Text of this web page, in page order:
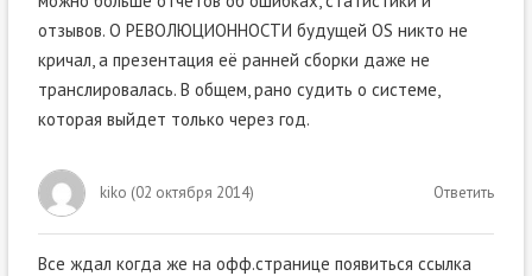
отзывов. О РЕВОЛЮЦИОННОСТИ будущей OS никто не
кричал, а презентация её ранней сборки даже не
транслировалась. В общем, рано судить о системе,
которая выйдет только через год.
kiko (02 октября 2014) Ответить
Все ждал когда же на офф.странице появиться ссылка